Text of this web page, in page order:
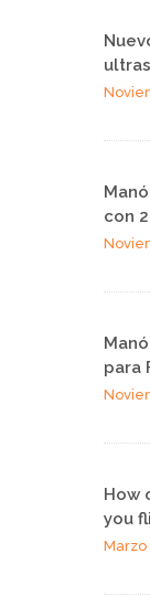
con
para
How
you
Marzo